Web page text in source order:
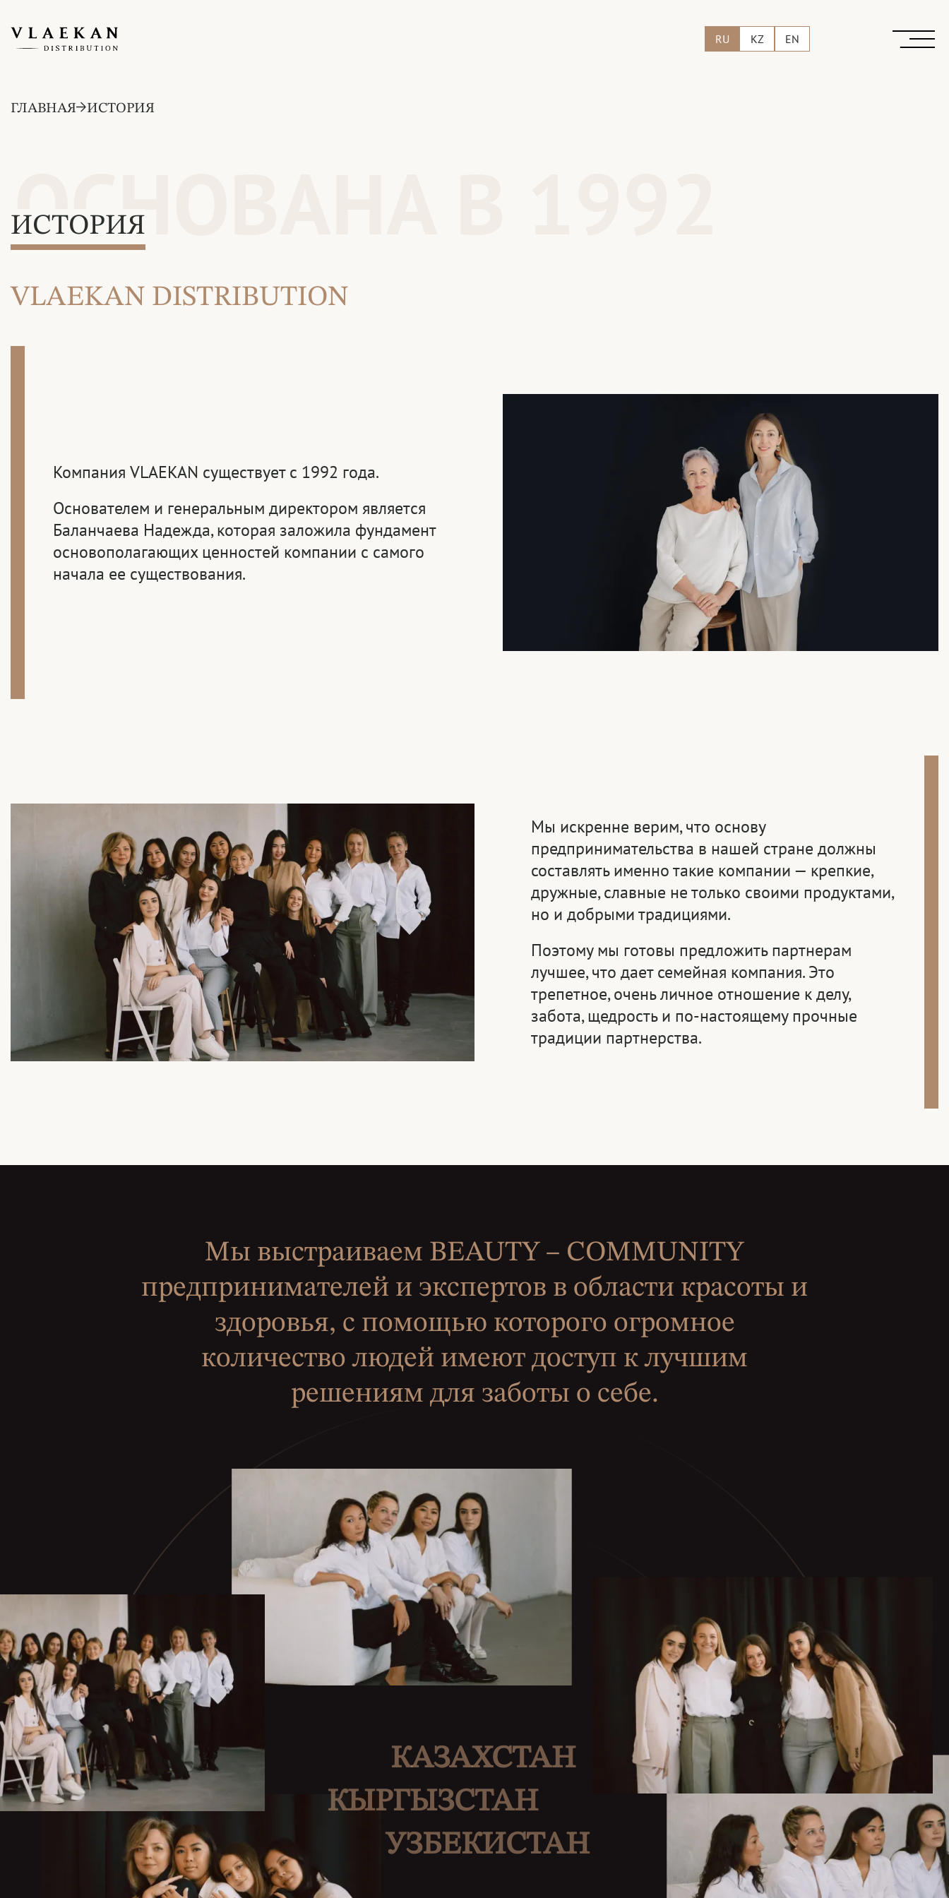
RU KZ EN
ГЛАВНАЯ ИСТОРИЯ
ИСТОРИЯ
ОСНОВАНА В 1992
VLAEKAN DISTRIBUTION
Компания VLAEKAN существует с 1992 года.
Основателем и генеральным директором является
Баланчаева Надежда, которая заложила фундамент
основополагающих ценностей компании с самого
начала ее существования.
Мы искренне верим, что основу
предпринимательства в нашей стране должны
составлять именно такие компании — крепкие,
дружные, славные не только своими продуктами,
но и добрыми традициями.
Поэтому мы готовы предложить партнерам
лучшее, что дает семейная компания. Это
трепетное, очень личное отношение к делу,
забота, щедрость и по-настоящему прочные
традиции партнерства.
Мы выстраиваем BEAUTY – COMMUNITY
предпринимателей и экспертов в области красоты и
здоровья, с помощью которого огромное
количество людей имеют доступ к лучшим
решениям для заботы о себе.
КАЗАХСТАН
КЫРГЫЗСТАН
УЗБЕКИСТАН